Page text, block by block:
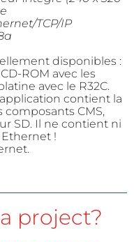
TCP/IP
disponibles :
ROM avec les
avec le R32C.
contient la
composants CMS,
SD. Il ne contient ni
!
project?